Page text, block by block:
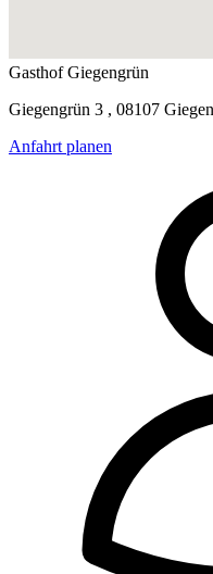
Gasthof Giegengrün
Giegengrün 3 , 08107
Anfahrt planen